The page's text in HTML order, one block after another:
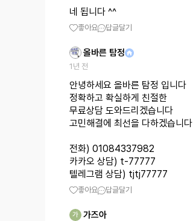
네 됩니다 ^^
좋아요 답글달기
올바른 탐정
1년 전
안녕하세요 올바른 탐정 입니다
정확하고 확실하게 친절한
무료상담 도와드리겠습니다
고민해결에 최선을 다하겠습니다
전화) 01084337982
카카오 상담) t-77777
텔레그램 상담) tjtj77777
좋아요 답글달기
가 가즈아